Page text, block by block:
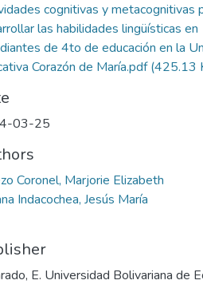
cognitivas y metacognitivas
las habilidades lingüísticas en
de 4to de educación en la
Corazón de María.pdf(425.13
03-25
Coronel, Marjorie Elizabeth
Indacochea, Jesús María
E. Universidad Bolivariana de